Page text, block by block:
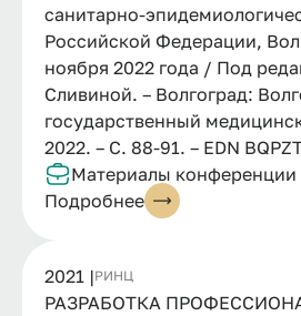
санитарно-
Российской Федерации,
ноября 2022 года / Под
Сливиной. – Волгоград:
государственный
2022. – С. 88-91. – EDN
Материалы конференции
Подробнее
2021 |РИНЦ
РАЗРАБОТКА